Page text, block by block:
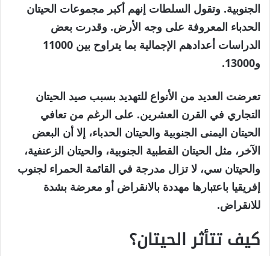
الجنوبية. وتقول السلطات إنهم أكبر مجموعات الحيتان
الحدباء المعروفة على وجه الأرض. وقدرت بعض
الدراسات أعدادهم الإجمالية بما يتراوح بين 11000
و13000.
تعرضت العديد من الأنواع للتهديد بسبب صيد الحيتان
التجاري في القرن العشرين. على الرغم من تعافي
الحيتان اليمنى الجنوبية والحيتان الحدباء، إلا أن البعض
الآخر، مثل الحيتان القطبية الجنوبية، والحيتان الزعنفية،
والحيتان سي، لا تزال مدرجة في القائمة الحمراء لجنوب
إفريقيا باعتبارها مهددة بالانقراض أو معرضة بشدة
للانقراض.
كيف تتأثر الحيتان؟